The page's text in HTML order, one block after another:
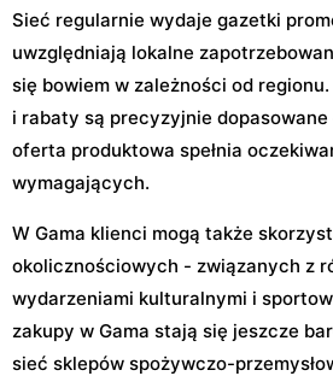
Sieć regularnie wydaje gazetki
uwzględniają lokalne
się bowiem w zależności od
i rabaty są precyzyjnie
oferta produktowa spełnia
wymagających.
W Gama klienci mogą także
okolicznościowych - związanych z
wydarzeniami kulturalnymi i
zakupy w Gama stają się jeszcze
sieć sklepów spożywczo-